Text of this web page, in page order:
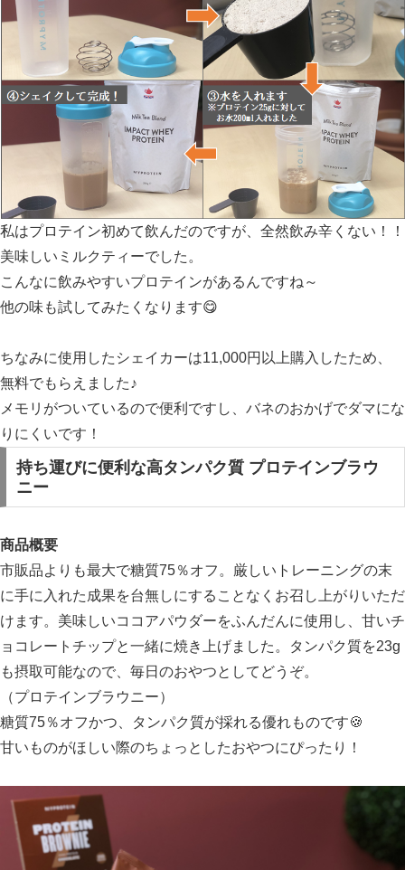
私はプロテイン初めて飲んだのですが、全然飲み辛くない！！
美味しいミルクティーでした。
こんなに飲みやすいプロテインがあるんですね～
他の味も試してみたくなります😋
ちなみに使用したシェイカーは11,000円以上購入したため、
無料でもらえました♪
メモリがついているので便利ですし、バネのおかげでダマにな
りにくいです！
持ち運びに便利な高タンパク質 プロテインブラウ
ニー
商品概要
市販品よりも最大で糖質75％オフ。厳しいトレーニングの末
に手に入れた成果を台無しにすることなくお召し上がりいただ
けます。美味しいココアパウダーをふんだんに使用し、甘いチ
ョコレートチップと一緒に焼き上げました。タンパク質を23g
も摂取可能なので、毎日のおやつとしてどうぞ。
（プロテインブラウニー）
糖質75％オフかつ、タンパク質が採れる優れものです🍪
甘いものがほしい際のちょっとしたおやつにぴったり！